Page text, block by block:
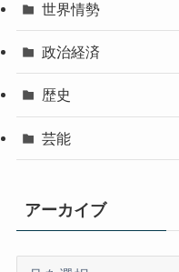
世界情勢
政治経済
歴史
芸能
アーカイブ